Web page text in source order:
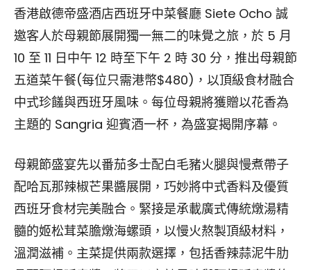
香港啟德帝盛酒店西班牙中菜餐廳 Siete Ocho 誠
邀客人於母親節展開獨一無二的味覺之旅，於 5 月
10 至 11 日中午 12 時至下午 2 時 30 分，推出母親節
五道菜午餐(每位只需港幣$480)，以頂級食材融合
中式珍饈與西班牙風味。每位母親將獲贈以花香為
主題的 Sangria 迎賓酒一杯，為盛宴揭開序幕。
母親節盛宴先以番茄多士配白毛豬火腿與慢煮帶子
配哈瓦那辣椒芒果醬展開，巧妙將中式香料及優質
西班牙食材完美融合。緊接是承載廣式傳統燉湯精
髓的姬松茸菜膽燉海螺頭，以慢火熬製頂級材料，
溫潤滋補。主菜提供兩款選擇，包括香辣蒜泥牛肋